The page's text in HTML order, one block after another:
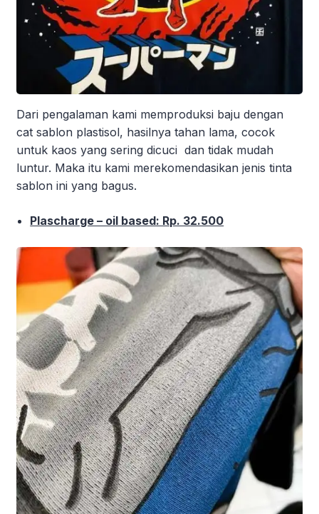
Dari pengalaman kami memproduksi baju dengan
cat sablon plastisol, hasilnya tahan lama, cocok
untuk kaos yang sering dicuci dan tidak mudah
luntur. Maka itu kami merekomendasikan jenis tinta
sablon ini yang bagus.
Plascharge – oil based: Rp. 32.500